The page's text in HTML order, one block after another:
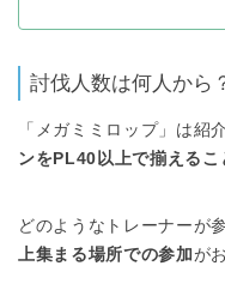
討伐人数は何人から
「メガミミロップ」は紹
ンをPL40以上で揃えるこ
どのようなトレーナーが
上集まる場所での参加が